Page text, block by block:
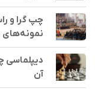
چپ گرا و
نمونه‌های
دیپلماسی
آن